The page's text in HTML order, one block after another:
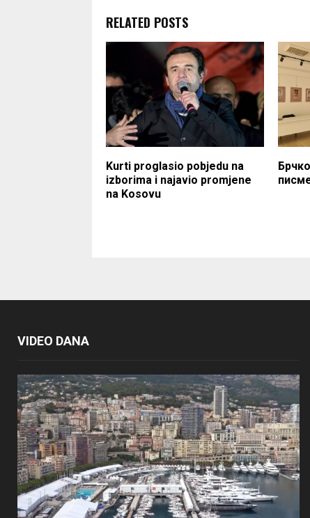
RELATED POSTS
Kurti proglasio pobjedu na
izborima i najavio promjene
na Kosovu
VIDEO DANA